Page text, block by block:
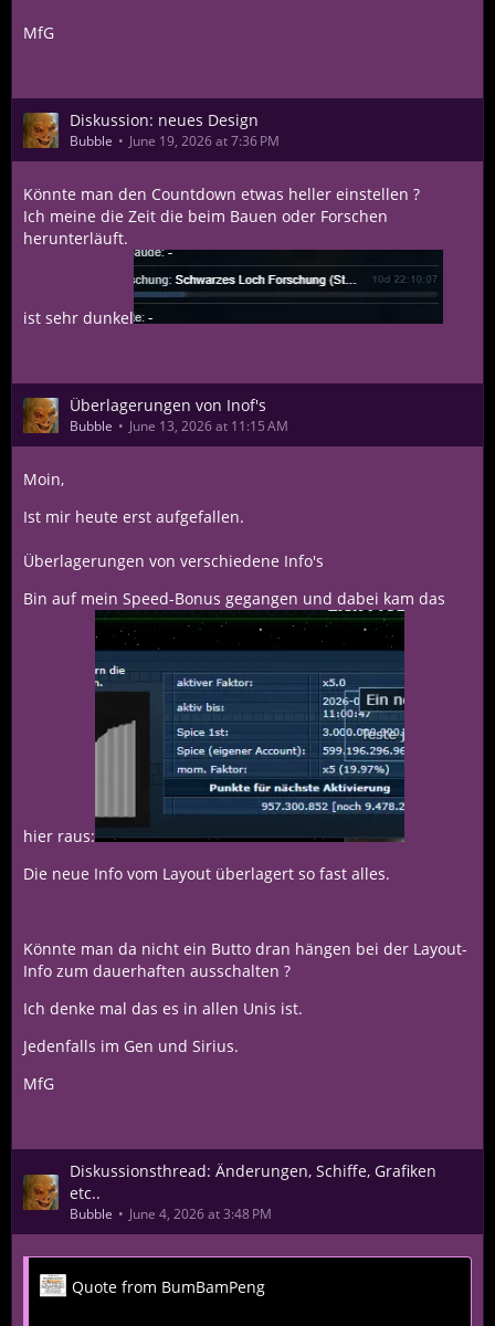
MfG
Diskussion: neues Design
Bubble June 19, 2026 at 7:36 PM
Könnte man den Countdown etwas heller einstellen ?
Ich meine die Zeit die beim Bauen oder Forschen
herunterläuft.
ist sehr dunkel
Überlagerungen von Inof's
Bubble June 13, 2026 at 11:15 AM
Moin,
Ist mir heute erst aufgefallen.
Überlagerungen von verschiedene Info's
Bin auf mein Speed-Bonus gegangen und dabei kam das
hier raus:
Die neue Info vom Layout überlagert so fast alles.
Könnte man da nicht ein Butto dran hängen bei der Layout-
Info zum dauerhaften ausschalten ?
Ich denke mal das es in allen Unis ist.
Jedenfalls im Gen und Sirius.
MfG
Diskussionsthread: Änderungen, Schiffe, Grafiken
etc..
Bubble June 4, 2026 at 3:48 PM
Quote from BumBamPeng